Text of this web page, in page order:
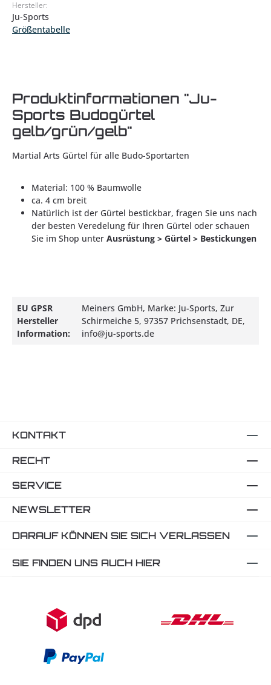
Hersteller:
Ju-Sports
Größentabelle
Produktinformationen "Ju-
Sports Budogürtel
gelb/grün/gelb"
Martial Arts Gürtel für alle Budo-Sportarten
Material: 100 % Baumwolle
ca. 4 cm breit
Natürlich ist der Gürtel bestickbar, fragen Sie uns nach
der besten Veredelung für Ihren Gürtel oder schauen
Sie im Shop unter Ausrüstung > Gürtel > Bestickungen
EU GPSR
Hersteller
Information:
Meiners GmbH, Marke: Ju-Sports, Zur
Schirmeiche 5, 97357 Prichsenstadt, DE,
info@ju-sports.de
KONTAKT
RECHT
SERVICE
NEWSLETTER
DARAUF KÖNNEN SIE SICH VERLASSEN
SIE FINDEN UNS AUCH HIER